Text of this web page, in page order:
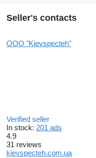
Seller's contacts
OOO "Kievspecteh"
Verified seller
In stock: 201 ads
4.9
31 reviews
kievspecteh.com.ua